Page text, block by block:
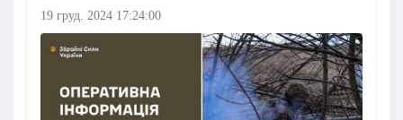
19 груд. 2024 17:24:00